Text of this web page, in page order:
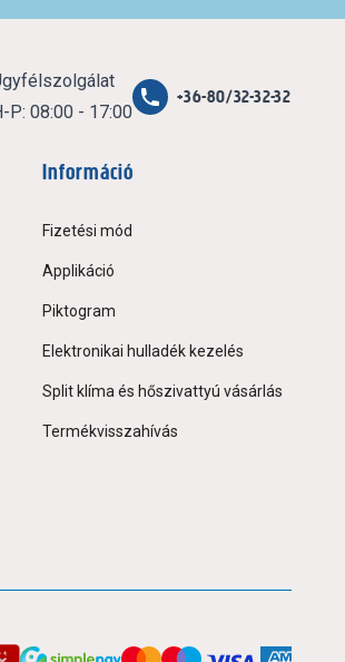
P: 08:00 - 17:00
+36-80/32-32-32
Információ
Fizetési mód
Applikáció
Piktogram
Elektronikai hulladék kezelés
Split klíma és hőszivattyú vásárlás
Termékvisszahívás